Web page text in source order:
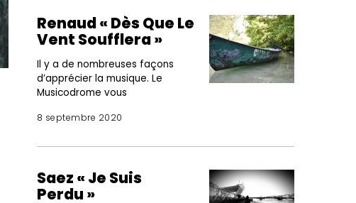
Renaud « Dès Que Le
Vent Soufflera »
Il y a de nombreuses façons
d’apprécier la musique. Le
Musicodrome vous
8 septembre 2020
Saez « Je Suis
Perdu »